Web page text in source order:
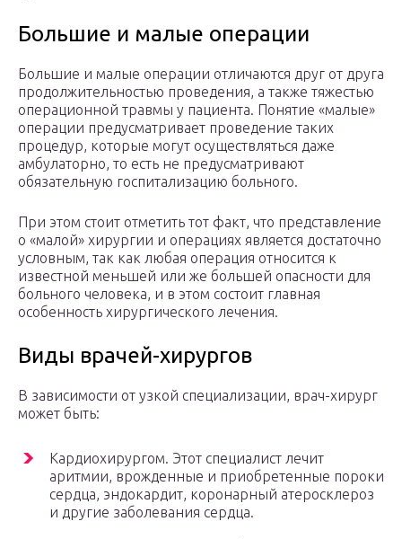
Большие и малые операции
Большие и малые операции отличаются друг от друга
продолжительностью проведения, а также тяжестью
операционной травмы у пациента. Понятие «малые»
операции предусматривает проведение таких
процедур, которые могут осуществляться даже
амбулаторно, то есть не предусматривают
обязательную госпитализацию больного.
При этом стоит отметить тот факт, что представление
о «малой» хирургии и операциях является достаточно
условным, так как любая операция относится к
известной меньшей или же большей опасности для
больного человека, и в этом состоит главная
особенность хирургического лечения.
Виды врачей-хирургов
В зависимости от узкой специализации, врач-хирург
может быть:
Кардиохирургом. Этот специалист лечит
аритмии, врожденные и приобретенные пороки
сердца, эндокардит, коронарный атеросклероз
и другие заболевания сердца.